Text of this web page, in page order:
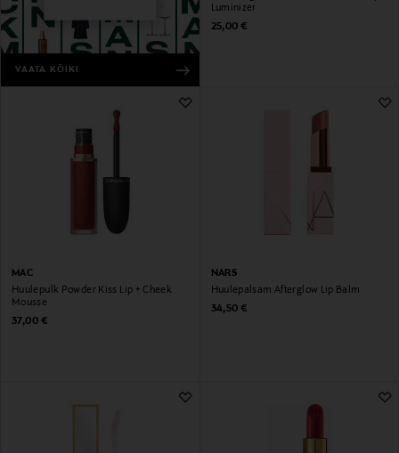
VAATA KÕIKI
Luminizer
Original Price
25,00 €
MAC
Huulepulk Powder Kiss Lip + Cheek
Mousse
Original Price
37,00 €
NARS
Huulepalsam Afterglow Lip Balm
Original Price
34,50 €